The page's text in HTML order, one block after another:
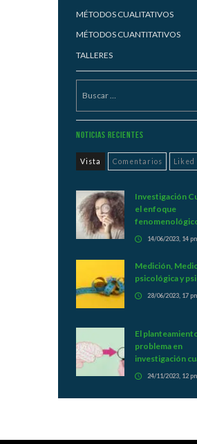
MÉTODOS CUALITATIVOS
MÉTODOS CUANTITATIVOS
TALLERES
Noticias Recientes
Vista Comentarios Liked
Investigación
el enfoque
14/06/2023, 14
Medición,
psicológica y
28/06/2023, 17
El
problema en
investigación
24/11/2023, 12